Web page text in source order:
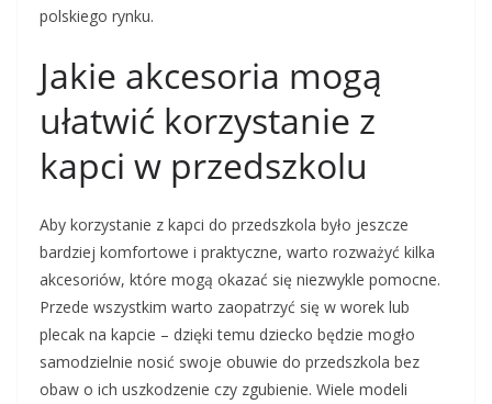
polskiego rynku.
Jakie akcesoria mogą
ułatwić korzystanie z
kapci w przedszkolu
Aby korzystanie z kapci do przedszkola było jeszcze
bardziej komfortowe i praktyczne, warto rozważyć kilka
akcesoriów, które mogą okazać się niezwykle pomocne.
Przede wszystkim warto zaopatrzyć się w worek lub
plecak na kapcie – dzięki temu dziecko będzie mogło
samodzielnie nosić swoje obuwie do przedszkola bez
obaw o ich uszkodzenie czy zgubienie. Wiele modeli